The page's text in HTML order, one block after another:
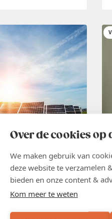
Over de cookies op
We maken gebruik van
deze website te verzamelen
bieden en onze content &
Kom meer te weten
zorgvuldig hun